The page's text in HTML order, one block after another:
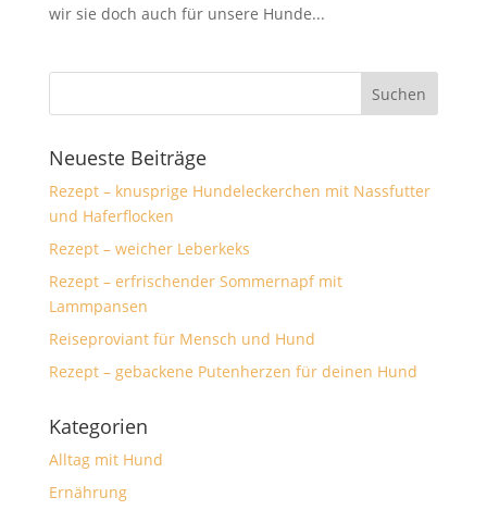
wir sie doch auch für unsere Hunde...
Neueste Beiträge
Rezept – knusprige Hundeleckerchen mit Nassfutter
und Haferflocken
Rezept – weicher Leberkeks
Rezept – erfrischender Sommernapf mit
Lammpansen
Reiseproviant für Mensch und Hund
Rezept – gebackene Putenherzen für deinen Hund
Kategorien
Alltag mit Hund
Ernährung